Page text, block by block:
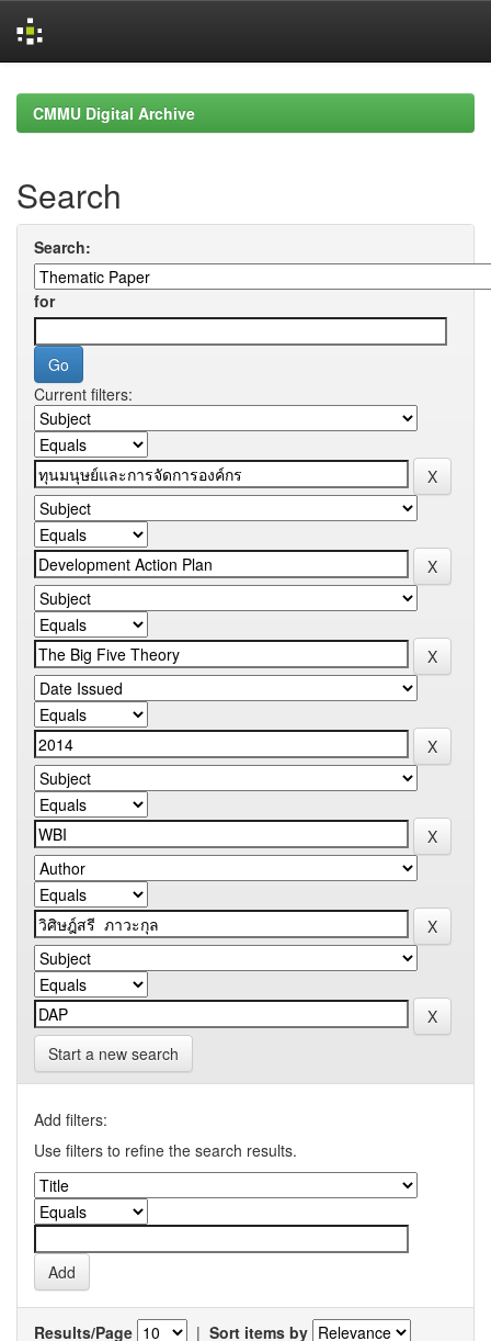
navigationCMMU Digital Archive
Search
Search:
for
Current filters:
Start a new search
Add filters:
Use filters to refine the search results.
Results/Page | Sort items by